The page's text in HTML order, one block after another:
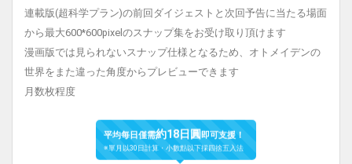
連載版(超科学プラン)の前回ダイジェストと次回予告に当たる場面
から最大600*600pixelのスナップ集をお受け取り頂けます
漫画版では見られないスナップ仕様となるため、オトメイデンの
世界をまた違った角度からプレビューできます
月数枚程度
平均每日僅需約18日圓即可支援！
※單月以30日計算・小數點以下採四捨五入法